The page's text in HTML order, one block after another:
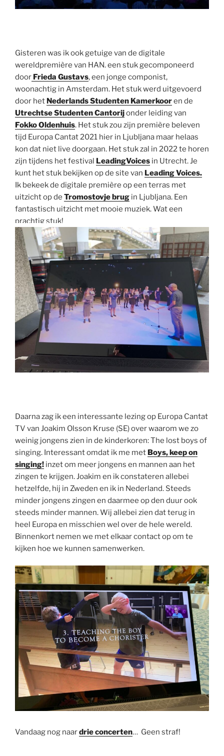
Gisteren was ik ook getuige van de digitale
wereldpremière van HAN. een stuk gecomponeerd
door Frieda Gustavs, een jonge componist,
woonachtig in Amsterdam. Het stuk werd uitgevoerd
door het Nederlands Studenten Kamerkooren de
Utrechtse Studenten Cantorijonder leiding van
Fokko Oldenhuis. Het stuk zou zijn première beleven
tijd Europa Cantat 2021 hier in Ljubljana maar helaas
kon dat niet live doorgaan. Het stuk zal in 2022 te horen
zijn tijdens het festival LeadingVoices in Utrecht. Je
kunt het stuk bekijken op de site van Leading Voices.
Ik bekeek de digitale première op een terras met
uitzicht op de Tromostovje brug in Ljubljana. Een
fantastisch uitzicht met mooie muziek. Wat een
prachtig stuk!
Daarna zag ik een interessante lezing op Europa Cantat
TV van Joakim Olsson Kruse (SE) over waarom we zo
weinig jongens zien in de kinderkoren: The lost boys of
singing. Interessant omdat ik me met Boys, keep on
singing! inzet om meer jongens en mannen aan het
zingen te krijgen. Joakim en ik constateren allebei
hetzelfde, hij in Zweden en ik in Nederland. Steeds
minder jongens zingen en daarmee op den duur ook
steeds minder mannen. Wij allebei zien dat terug in
heel Europa en misschien wel over de hele wereld.
Binnenkort nemen we met elkaar contact op om te
kijken hoe we kunnen samenwerken.
Vandaag nog naardrie concerten… Geen straf!